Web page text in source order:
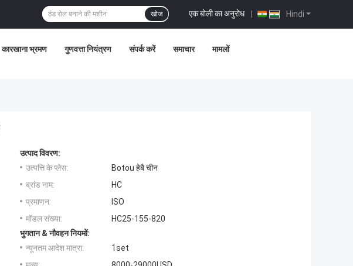
Hindi
एक बोली का अनुरोध |
खोज
कारखाना भ्रमण गुणवत्ता नियंत्रण संपर्क करें समाचार मामलों
उत्पाद विवरण:
उत्पत्ति के प्लेस:
Botou हेबै चीन
ब्रांड नाम:
HC
प्रमाणन:
ISO
मॉडल संख्या:
HC25-155-820
भुगतान & नौवहन नियमों:
न्यूनतम आदेश मात्रा:
1set